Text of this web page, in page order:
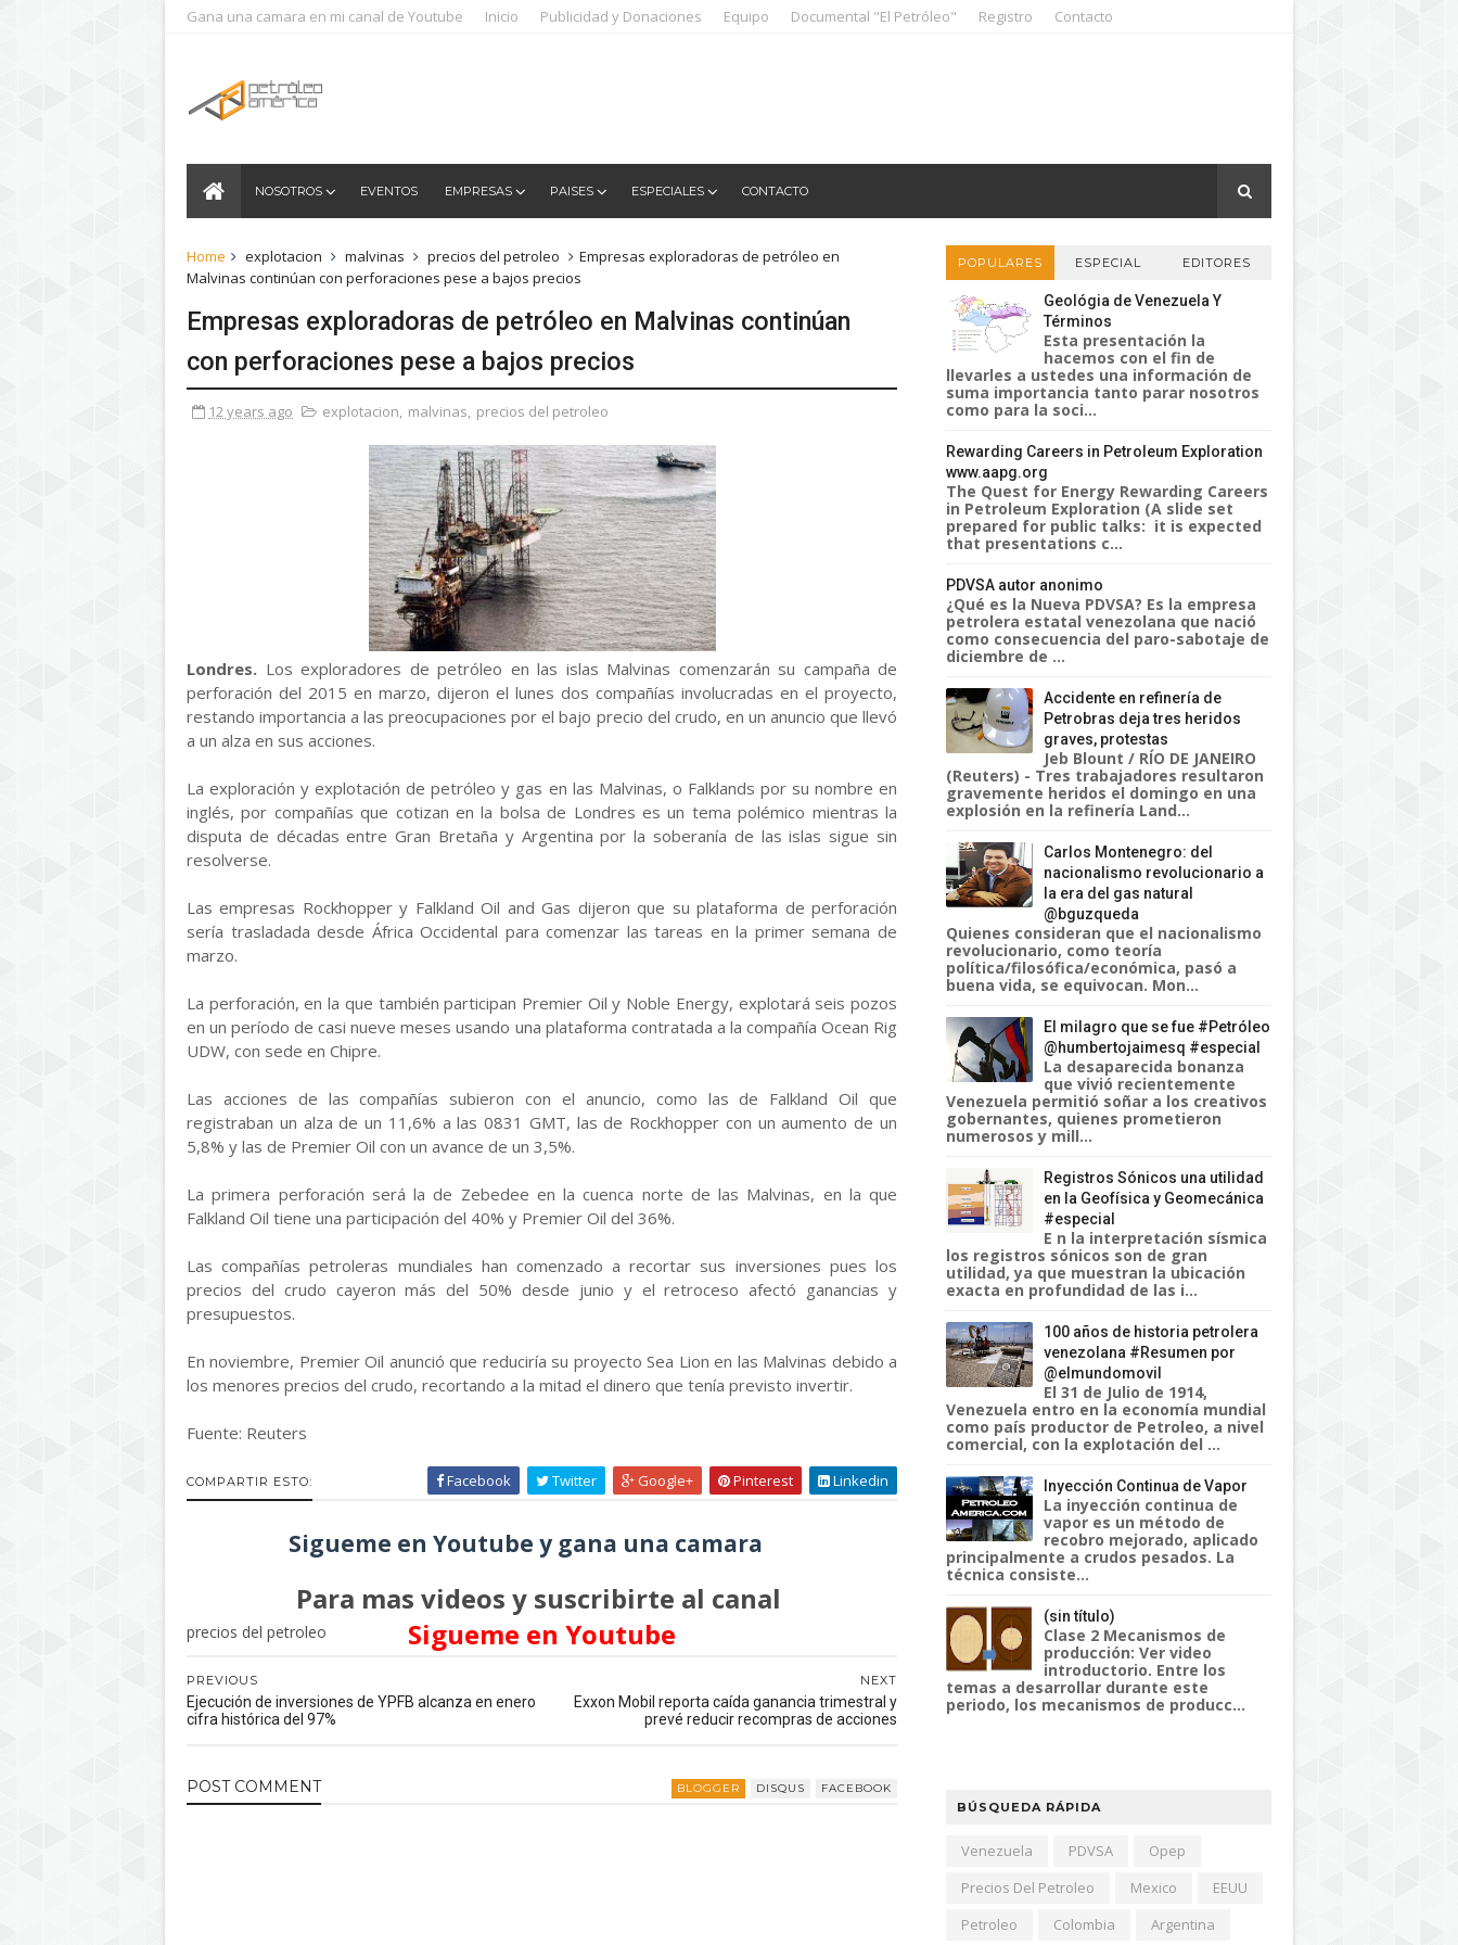
Gana una camara en mi canal de Youtube Inicio Publicidad y Donaciones Equipo Documental "El Petróleo" Registro Contacto
NOSOTROS EVENTOS EMPRESAS PAISES ESPECIALES CONTACTO
Home explotacion malvinas precios del petroleo
Empresas exploradoras de petróleo en
Malvinas continúan con perforaciones pese a bajos precios
Empresas exploradoras de petróleo en Malvinas continúan
con perforaciones pese a bajos precios
12 years ago explotacion, malvinas, precios del petroleo
Londres. Los exploradores de petróleo en las islas Malvinas comenzarán su campaña de
perforación del 2015 en marzo, dijeron el lunes dos compañías involucradas en el proyecto,
restando importancia a las preocupaciones por el bajo precio del crudo, en un anuncio que llevó
a un alza en sus acciones.
La exploración y explotación de petróleo y gas en las Malvinas, o Falklands por su nombre en
inglés, por compañías que cotizan en la bolsa de Londres es un tema polémico mientras la
disputa de décadas entre Gran Bretaña y Argentina por la soberanía de las islas sigue sin
resolverse.
Las empresas Rockhopper y Falkland Oil and Gas dijeron que su plataforma de perforación
sería trasladada desde África Occidental para comenzar las tareas en la primer semana de
marzo.
La perforación, en la que también participan Premier Oil y Noble Energy, explotará seis pozos
en un período de casi nueve meses usando una plataforma contratada a la compañía Ocean Rig
UDW, con sede en Chipre.
Las acciones de las compañías subieron con el anuncio, como las de Falkland Oil que
registraban un alza de un 11,6% a las 0831 GMT, las de Rockhopper con un aumento de un
5,8% y las de Premier Oil con un avance de un 3,5%.
La primera perforación será la de Zebedee en la cuenca norte de las Malvinas, en la que
Falkland Oil tiene una participación del 40% y Premier Oil del 36%.
Las compañías petroleras mundiales han comenzado a recortar sus inversiones pues los
precios del crudo cayeron más del 50% desde junio y el retroceso afectó ganancias y
presupuestos.
En noviembre, Premier Oil anunció que reduciría su proyecto Sea Lion en las Malvinas debido a
los menores precios del crudo, recortando a la mitad el dinero que tenía previsto invertir.
Fuente: Reuters
COMPARTIR ESTO: Facebook Twitter Google+ Pinterest Linkedin
Sigueme en Youtube y gana una camara
Para mas videos y suscribirte al canal
Sigueme en Youtube
precios del petroleo
NEXT
Exxon Mobil reporta caída ganancia trimestral y
prevé reducir recompras de acciones
PREVIOUS
Ejecución de inversiones de YPFB alcanza en enero
cifra histórica del 97%
POST COMMENT BLOGGER DISQUS FACEBOOK
POPULARES ESPECIAL EDITORES
Geológia de Venezuela Y
Términos
Esta presentación la
hacemos con el fin de
llevarles a ustedes una información de
suma importancia tanto parar nosotros
como para la soci...
Rewarding Careers in Petroleum Exploration
www.aapg.org
The Quest for Energy Rewarding Careers
in Petroleum Exploration (A slide set
prepared for public talks: it is expected
that presentations c...
PDVSA autor anonimo
¿Qué es la Nueva PDVSA? Es la empresa
petrolera estatal venezolana que nació
como consecuencia del paro-sabotaje de
diciembre de ...
Accidente en refinería de
Petrobras deja tres heridos
graves, protestas
Jeb Blount / RÍO DE JANEIRO
(Reuters) - Tres trabajadores resultaron
gravemente heridos el domingo en una
explosión en la refinería Land...
Carlos Montenegro: del
nacionalismo revolucionario a
la era del gas natural
@bguzqueda
Quienes consideran que el nacionalismo
revolucionario, como teoría
política/filosófica/económica, pasó a
buena vida, se equivocan. Mon...
El milagro que se fue #Petróleo
@humbertojaimesq #especial
La desaparecida bonanza
que vivió recientemente
Venezuela permitió soñar a los creativos
gobernantes, quienes prometieron
numerosos y mill...
Registros Sónicos una utilidad
en la Geofísica y Geomecánica
#especial
E n la interpretación sísmica
los registros sónicos son de gran
utilidad, ya que muestran la ubicación
exacta en profundidad de las i...
100 años de historia petrolera
venezolana #Resumen por
@elmundomovil
El 31 de Julio de 1914,
Venezuela entro en la economía mundial
como país productor de Petroleo, a nivel
comercial, con la explotación del ...
Inyección Continua de Vapor
La inyección continua de
vapor es un método de
recobro mejorado, aplicado
principalmente a crudos pesados. La
técnica consiste...
(sin título)
Clase 2 Mecanismos de
producción: Ver video
introductorio. Entre los
temas a desarrollar durante este
periodo, los mecanismos de producc...
BÚSQUEDA RÁPIDA
Venezuela PDVSA
Opep
Precios Del Petroleo
Mexico
EEUU
Petroleo
Colombia
Argentina